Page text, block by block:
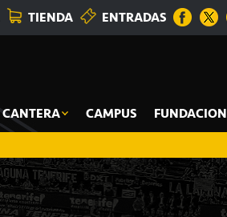
TIENDA ENTRADAS
CANTERA CAMPUS FUNDACION